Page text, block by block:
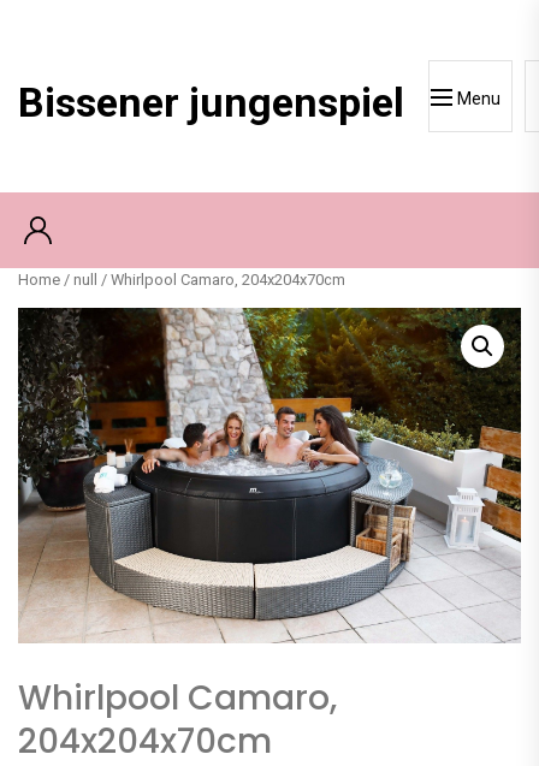
Bissener jungenspiel Menu
Home / null / Whirlpool Camaro, 204x204x70cm
Whirlpool Camaro,
204x204x70cm